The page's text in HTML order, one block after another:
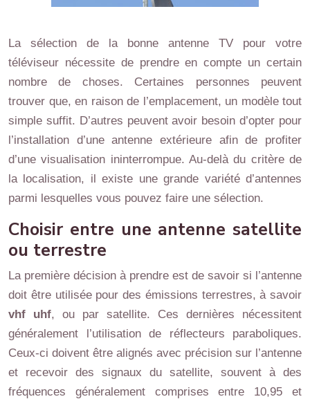
La sélection de la bonne antenne TV pour votre
téléviseur nécessite de prendre en compte un certain
nombre de choses. Certaines personnes peuvent
trouver que, en raison de l’emplacement, un modèle tout
simple suffit. D’autres peuvent avoir besoin d’opter pour
l’installation d’une antenne extérieure afin de profiter
d’une visualisation ininterrompue. Au-delà du critère de
la localisation, il existe une grande variété d’antennes
parmi lesquelles vous pouvez faire une sélection.
Choisir entre une antenne satellite
ou terrestre
La première décision à prendre est de savoir si l’antenne
doit être utilisée pour des émissions terrestres, à savoir
vhf uhf, ou par satellite. Ces dernières nécessitent
généralement l’utilisation de réflecteurs paraboliques.
Ceux-ci doivent être alignés avec précision sur l’antenne
et recevoir des signaux du satellite, souvent à des
fréquences généralement comprises entre 10,95 et